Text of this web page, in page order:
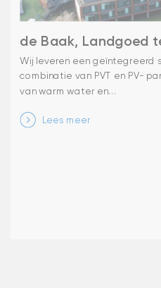
de Baak, Landgoed
Wij leveren een geïntegreerd
combinatie van PVT en PV-
van warm water en...
Lees meer